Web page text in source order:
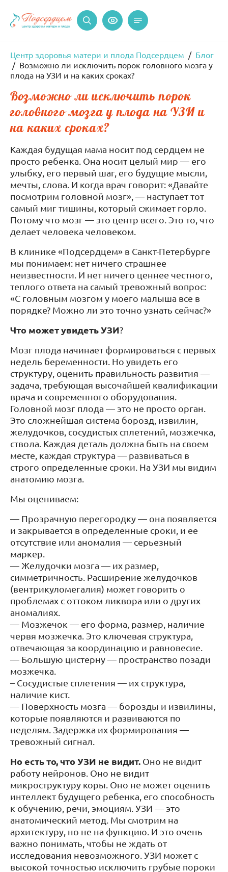
Возможно ли исключить порок
головного мозга у плода на УЗИ и
на каких сроках?
Центр здоровья матери и плода Подсердцем
Блог
Возможно ли исключить порок головного мозга у
плода на УЗИ и на каких сроках?
Каждая будущая мама носит под сердцем не
просто ребенка. Она носит целый мир — его
улыбку, его первый шаг, его будущие мысли,
мечты, слова. И когда врач говорит: «Давайте
посмотрим головной мозг», — наступает тот
самый миг тишины, который сжимает горло.
Потому что мозг — это центр всего. Это то, что
делает человека человеком.
В клинике «Подсердцем» в Санкт-Петербурге
мы понимаем: нет ничего страшнее
неизвестности. И нет ничего ценнее честного,
теплого ответа на самый тревожный вопрос:
«С головным мозгом у моего малыша все в
порядке? Можно ли это точно узнать сейчас?»
Что может увидеть УЗИ?
Мозг плода начинает формироваться с первых
недель беременности. Но увидеть его
структуру, оценить правильность развития —
задача, требующая высочайшей квалификации
врача и современного оборудования.
Головной мозг плода — это не просто орган.
Это сложнейшая система борозд, извилин,
желудочков, сосудистых сплетений, мозжечка,
ствола. Каждая деталь должна быть на своем
месте, каждая структура — развиваться в
строго определенные сроки. На УЗИ мы видим
анатомию мозга.
Мы оцениваем:
— Прозрачную перегородку — она появляется
и закрывается в определенные сроки, и ее
отсутствие или аномалия — серьезный
маркер.
— Желудочки мозга — их размер,
симметричность. Расширение желудочков
(вентрикуломегалия) может говорить о
проблемах с оттоком ликвора или о других
аномалиях.
— Мозжечок — его форма, размер, наличие
червя мозжечка. Это ключевая структура,
отвечающая за координацию и равновесие.
— Большую цистерну — пространство позади
мозжечка.
– Сосудистые сплетения — их структура,
наличие кист.
— Поверхность мозга — борозды и извилины,
которые появляются и развиваются по
неделям. Задержка их формирования —
тревожный сигнал.
Но есть то, что УЗИ не видит. Оно не видит
работу нейронов. Оно не видит
микроструктуру коры. Оно не может оценить
интеллект будущего ребенка, его способность
к обучению, речи, эмоциям. УЗИ — это
анатомический метод. Мы смотрим на
архитектуру, но не на функцию. И это очень
важно понимать, чтобы не ждать от
исследования невозможного. УЗИ может с
высокой точностью исключить грубые пороки